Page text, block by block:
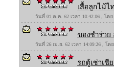
เสื้อลูกไม้ไ
วันที่ 01 ต.ค. 62 เวลา 10:42:06 , โด
ของชำร่วย
วันที่ 26 เม.ย. 62 เวลา 14:09:26 , โดย
รถตู้เช่าเชี